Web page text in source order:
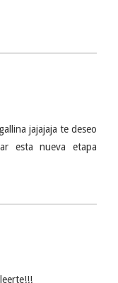
jajajaja te deseo
esta nueva etapa